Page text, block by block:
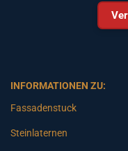
INFORMATIONEN ZU:
Fassadenstuck
Steinlaternen